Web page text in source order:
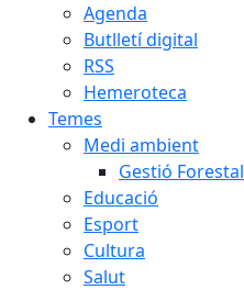
Agenda
Butlletí digital
RSS
Hemeroteca
Temes
Medi ambient
Gestió Forestal
Educació
Esport
Cultura
Salut